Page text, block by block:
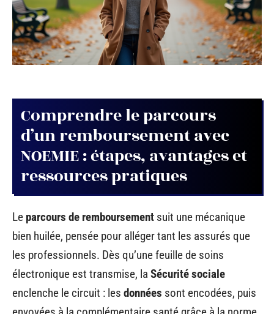
Comprendre le parcours
d’un remboursement avec
NOEMIE : étapes, avantages et
ressources pratiques
Le parcours de remboursement suit une mécanique
bien huilée, pensée pour alléger tant les assurés que
les professionnels. Dès qu’une feuille de soins
électronique est transmise, la Sécurité sociale
enclenche le circuit : les données sont encodées, puis